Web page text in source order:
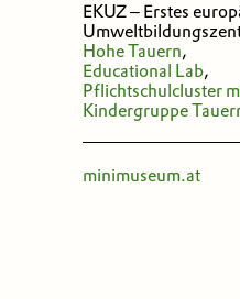
EKUZ – Erstes
Hohe Tauern,
Educational Lab,
Pflichtschulcluster
Kindergruppe
minimuseum.at